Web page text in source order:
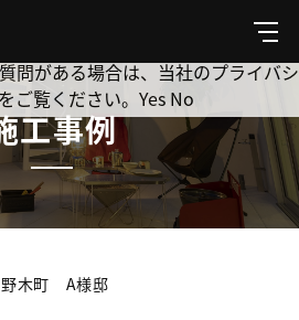
メ
ニ
ュ
工事例
野木町 A様邸
様の活動を追跡してもよろしいです
イバシーを極めて重視しています。
問がある場合は、当社のプライバシ
ご覧ください。 Yes No